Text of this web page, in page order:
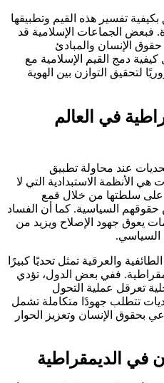
تفسير هذه القيم وتطبيقها
فبعض الجماعات الإسلامية قد
الإنسان والمبادئ
كيفية دمج القيم الإسلامية مع
لتحقيق التوازن بين الهوية
في العالم
عند محاولة تطبيق
هي الأنظمة الاستبدادية التي لا
على سلطتها من خلال قمع
السياسية. كما أن الفساد
يعوق جهود الإصلاح ويزيد من
السياسي.
والعرقية تمثل تحديًا كبيرًا
ففي بعض الدول، تؤدي
تعرقل عملية التحول
تتطلب جهودًا متكاملة تشمل
بحقوق الإنسان وتعزيز الحوار
في الديمقراطية